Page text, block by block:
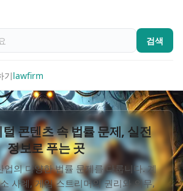
검색
기lawfirm
콘텐츠 속 법률 문제, 실전
정보로 푸는 곳
업의 다양한 법률 문제를 다룹니다. 계
사례, 게임 스트리머의 권리와 의무,